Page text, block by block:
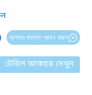
আপনার মতামত প্রদান করুন
টেবিল আকারে দেখুন